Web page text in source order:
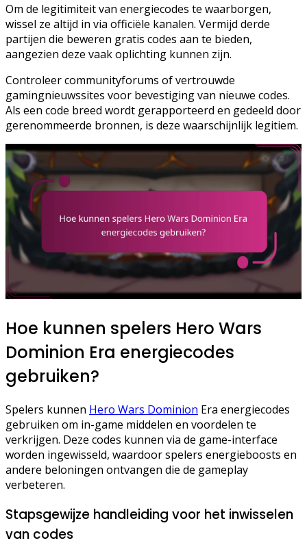
Om de legitimiteit van energiecodes te waarborgen,
wissel ze altijd in via officiële kanalen. Vermijd derde
partijen die beweren gratis codes aan te bieden,
aangezien deze vaak oplichting kunnen zijn.
Controleer communityforums of vertrouwde
gamingnieuwssites voor bevestiging van nieuwe codes.
Als een code breed wordt gerapporteerd en gedeeld door
gerenommeerde bronnen, is deze waarschijnlijk legitiem.
Hoe kunnen spelers Hero Wars
Dominion Era energiecodes
gebruiken?
Spelers kunnen Hero Wars Dominion Era energiecodes
gebruiken om in-game middelen en voordelen te
verkrijgen. Deze codes kunnen via de game-interface
worden ingewisseld, waardoor spelers energieboosts en
andere beloningen ontvangen die de gameplay
verbeteren.
Stapsgewijze handleiding voor het inwisselen
van codes